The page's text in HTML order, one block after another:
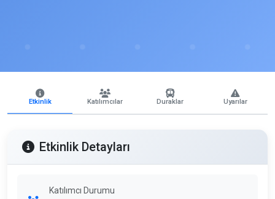
Etkinlik Katılımcılar Duraklar Uyarılar
Etkinlik Detayları
Katılımcı Durumu